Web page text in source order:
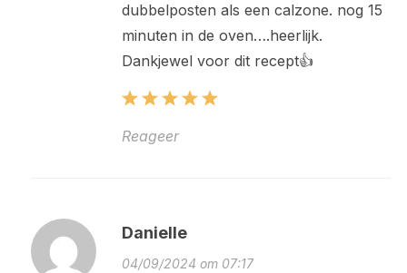
dubbelposten als een calzone. nog 15
minuten in de oven….heerlijk.
Dankjewel voor dit recept👍
Reageer
Danielle
04/09/2024 om 07:17